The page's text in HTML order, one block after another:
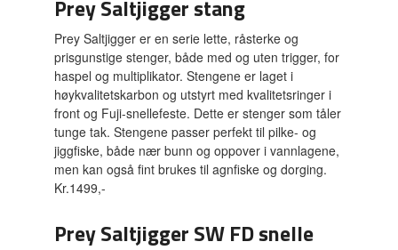
Prey Saltjigger stang
Prey Saltjigger er en serie lette, råsterke og
prisgunstige stenger, både med og uten trigger, for
haspel og multiplikator. Stengene er laget i
høykvalitetskarbon og utstyrt med kvalitetsringer i
front og Fuji-snellefeste. Dette er stenger som tåler
tunge tak. Stengene passer perfekt til pilke- og
jiggfiske, både nær bunn og oppover i vannlagene,
men kan også fint brukes til agnfiske og dorging.
Kr.1499,-
Prey Saltjigger SW FD snelle